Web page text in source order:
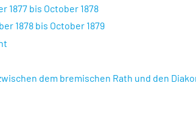
bis October 1878
1878 bis October 1879
dem bremischen Rath und den